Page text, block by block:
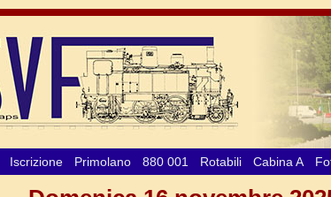
Iscrizione Primolano 880 001 Rotabili Cabina A